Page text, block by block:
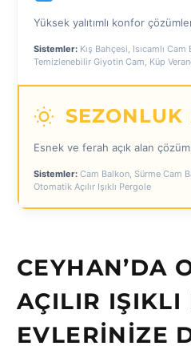
Yüksek yalıtımlı konfor
Sistemler: Kış Bahçesi, Isıcamlı
Temizlenebilir Giyotin Cam, Küp
Esnek ve ferah açık alan
Sistemler: Cam Balkon, Sürme Cam
Otomatik Açılır Işıklı Pergole
CEYHAN’DA
AÇILIR IŞIKLI
EVLERINIZE